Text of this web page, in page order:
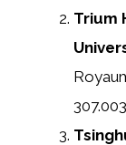
Trium